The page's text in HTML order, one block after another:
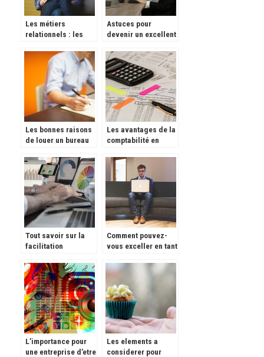
Les métiers
relationnels : les
Astuces pour
devenir un excellent
Les bonnes raisons
de louer un bureau
business
Les avantages de la
comptabilité en
Tout savoir sur la
facilitation
importance
Comment pouvez-
vous exceller en tant
entrepreneur ?
L’importance pour
une entreprise d’etre
Les elements a
considerer pour